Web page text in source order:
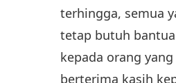
terhingga, semua
tetap butuh
kepada orang
berterima kasih